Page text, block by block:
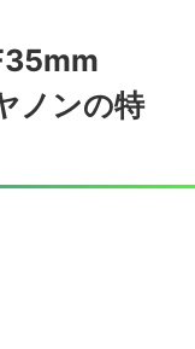
ノンの特